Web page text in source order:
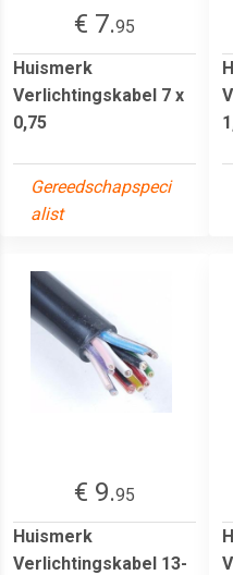
€ 7.95
Huismerk
Verlichtingskabel 7 x
0,75
Gereedschapspeci
alist
€ 9.95
Huismerk
Verlichtingskabel 13-